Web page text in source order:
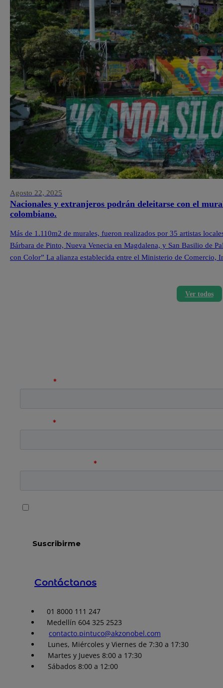
Agosto 22, 2025
Nacionales y extranjeros podrán deleitarse con el
colombiano.
Más de 1.110m2 de murales, fueron realizados por 35 artistas
Bárbara de Pinto, Nueva Venecia en Magdalena, y San Basilio de
con Color” La alianza establecida entre el Ministerio de
Ver todos
Contáctanos
01 8000 111 247
Medellín 604 325 2523
contacto.pintuco@akzonobel.com
Lunes, Miércoles y Viernes de 7:30 a 17:30
Martes y Jueves 8:00 a 17:30
Sábados 8:00 a 12:00